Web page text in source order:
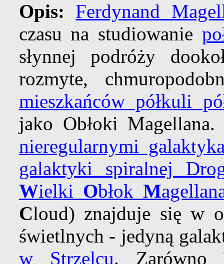
Opis: Ferdynand
czasu na studiowanie
słynnej podróży
rozmyte,
mieszkańców półkuli
jako Obłoki
nieregularnymi
galaktyki spiralnej
Wielki Obłok M
Cloud) znajduje się w
świetlnych - jedyną
w Strzelcu.